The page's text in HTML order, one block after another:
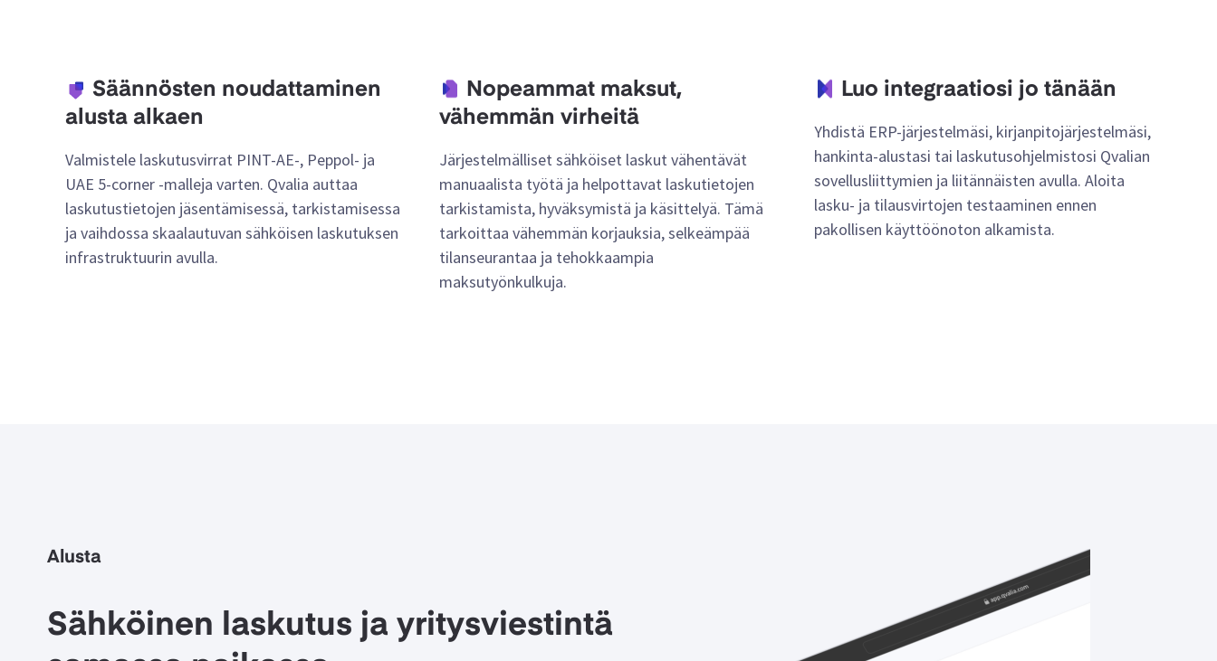
Säännösten noudattaminen
alusta alkaen
Valmistele laskutusvirrat PINT-AE-, Peppol- ja
UAE 5-corner -malleja varten. Qvalia auttaa
laskutustietojen jäsentämisessä, tarkistamisessa
ja vaihdossa skaalautuvan sähköisen laskutuksen
infrastruktuurin avulla.
Nopeammat maksut,
vähemmän virheitä
Järjestelmälliset sähköiset laskut vähentävät
manuaalista työtä ja helpottavat laskutietojen
tarkistamista, hyväksymistä ja käsittelyä. Tämä
tarkoittaa vähemmän korjauksia, selkeämpää
tilanseurantaa ja tehokkaampia
maksutyönkulkuja.
Luo integraatiosi jo tänään
Yhdistä ERP-järjestelmäsi, kirjanpitojärjestelmäsi,
hankinta-alustasi tai laskutusohjelmistosi Qvalian
sovellusliittymien ja liitännäisten avulla. Aloita
lasku- ja tilausvirtojen testaaminen ennen
pakollisen käyttöönoton alkamista.
Alusta
Sähköinen laskutus ja yritysviestintä